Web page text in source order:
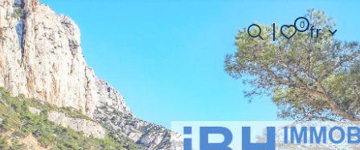
0 Langue
fr
Accueil